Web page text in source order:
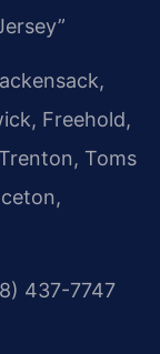
Freehold,
Toms
437-7747